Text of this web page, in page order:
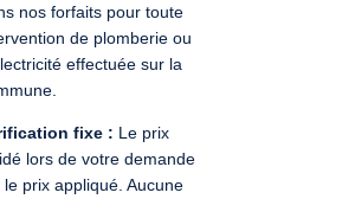
nos forfaits pour toute
de plomberie ou
effectuée sur la
fixe : Le prix
lors de votre demande
le prix appliqué. Aucune